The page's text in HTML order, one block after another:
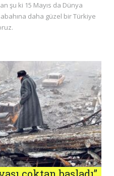
şu ki 15 Mayıs da Dünya
daha güzel bir Türkiye